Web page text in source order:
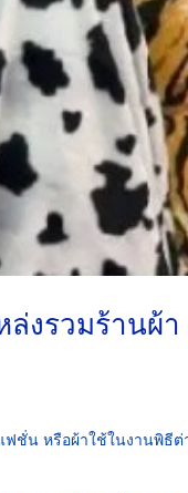
งรวมร้านผ้า
ฟชั่น หรือผ้าใช้ในงานพิธีต่